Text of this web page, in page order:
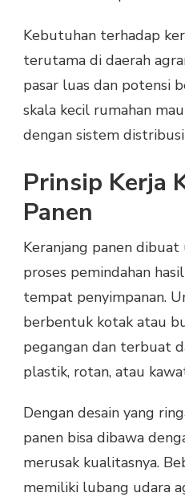
Kebutuhan terhadap
terutama di daerah
pasar luas dan potensi
skala kecil rumahan
dengan sistem
Prinsip Kerja
Panen
Keranjang panen
proses pemindahan
tempat penyimpanan.
berbentuk kotak atau
pegangan dan terbuat
plastik, rotan, atau
Dengan desain yang
panen bisa dibawa
merusak kualitasnya.
memiliki lubang udara